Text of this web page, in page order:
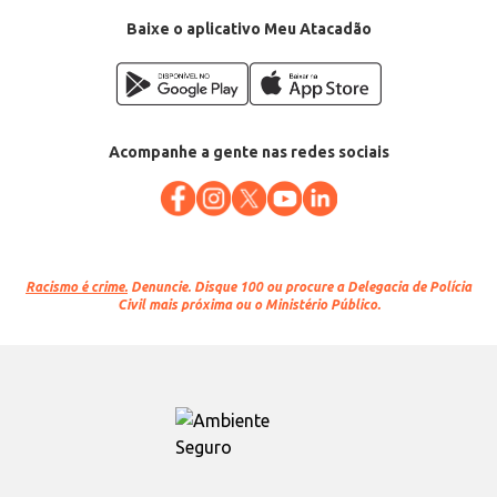
Baixe o aplicativo Meu Atacadão
Acompanhe a gente nas redes sociais
Racismo é crime. Denuncie. Disque 100 ou procure a Delegacia de Polícia
Civil mais próxima ou o Ministério Público.